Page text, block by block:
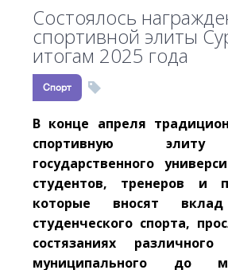
Состоялось
спортивной элиты
итогам 2025 года
Спорт
В конце апреля
спортивную элиту
государственного
студентов, тренеров и
которые вносят
студенческого спорта,
состязаниях
муниципального до